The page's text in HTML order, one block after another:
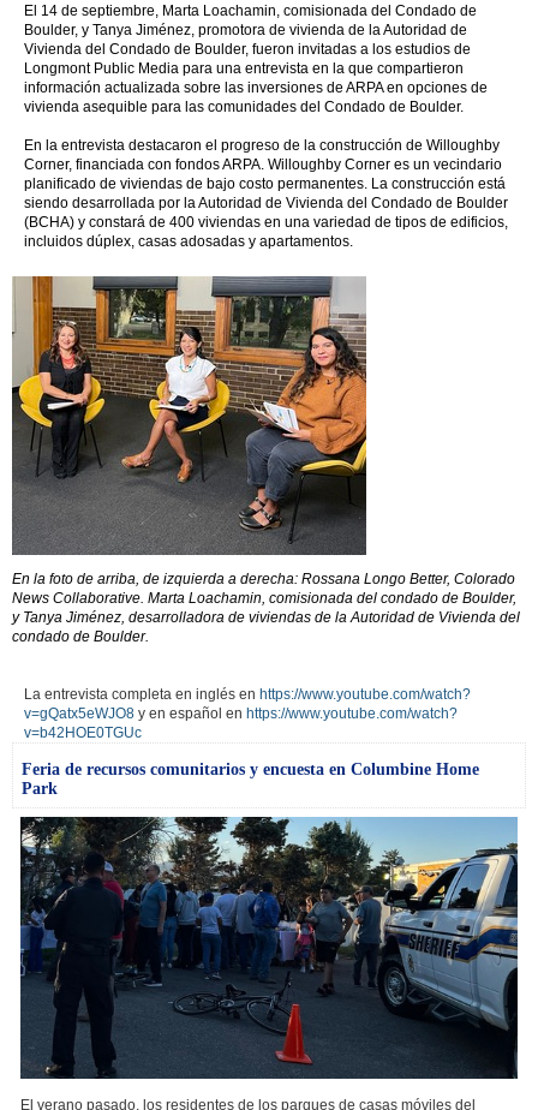
El 14 de septiembre, Marta Loachamin, comisionada del Condado de
Boulder, y Tanya Jiménez, promotora de vivienda de la Autoridad de
Vivienda del Condado de Boulder, fueron invitadas a los estudios de
Longmont Public Media para una entrevista en la que compartieron
información actualizada sobre las inversiones de ARPA en opciones de
vivienda asequible para las comunidades del Condado de Boulder.
En la entrevista destacaron el progreso de la construcción de Willoughby
Corner, financiada con fondos ARPA. Willoughby Corner es un vecindario
planificado de viviendas de bajo costo permanentes. La construcción está
siendo desarrollada por la Autoridad de Vivienda del Condado de Boulder
(BCHA) y constará de 400 viviendas en una variedad de tipos de edificios,
incluidos dúplex, casas adosadas y apartamentos.
En la foto de arriba, de izquierda a derecha: Rossana Longo Better, Colorado
News Collaborative. Marta Loachamin, comisionada del condado de Boulder,
y Tanya Jiménez, desarrolladora de viviendas de la Autoridad de Vivienda del
condado de Boulder.
La entrevista completa en inglés en https://www.youtube.com/watch?
v=gQatx5eWJO8 y en español en https://www.youtube.com/watch?
v=b42HOE0TGUc
Feria de recursos comunitarios y encuesta en Columbine Home
Park
El verano pasado, los residentes de los parques de casas móviles del